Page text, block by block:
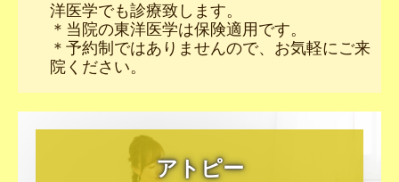
洋医学でも診療致します。
＊当院の東洋医学は保険適用です。
＊予約制ではありませんので、お気軽にご来
院ください。
アトピー